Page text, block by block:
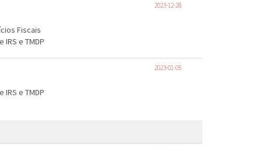
Fiscais
e TMDP
2023-12-28
e TMDP
2023-01-05